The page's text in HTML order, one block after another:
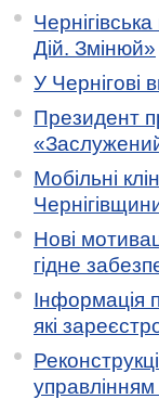
Дій. Змінюй»
У Чернігові
Президент
Мобільні
Нові
гідне
Інформація
які